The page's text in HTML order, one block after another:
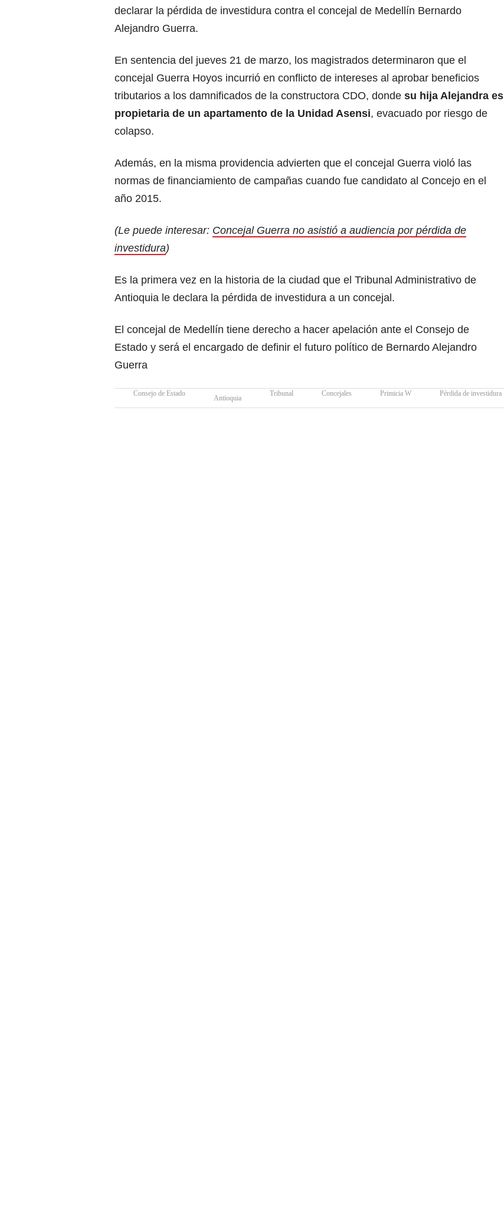
declarar la pérdida de investidura contra el concejal de Medellín Bernardo
Alejandro Guerra.
En sentencia del jueves 21 de marzo, los magistrados determinaron que el
concejal Guerra Hoyos incurrió en conflicto de intereses al aprobar beneficios
tributarios a los damnificados de la constructora CDO, donde su hija Alejandra es
propietaria de un apartamento de la Unidad Asensi, evacuado por riesgo de
colapso.
Además, en la misma providencia advierten que el concejal Guerra violó las
normas de financiamiento de campañas cuando fue candidato al Concejo en el
año 2015.
(Le puede interesar: Concejal Guerra no asistió a audiencia por pérdida de
investidura)
Es la primera vez en la historia de la ciudad que el Tribunal Administrativo de
Antioquia le declara la pérdida de investidura a un concejal.
El concejal de Medellín tiene derecho a hacer apelación ante el Consejo de
Estado y será el encargado de definir el futuro político de Bernardo Alejandro
Guerra
Consejo de Estado
Antioquia
Tribunal Concejales Primicia W Pérdida de investidura